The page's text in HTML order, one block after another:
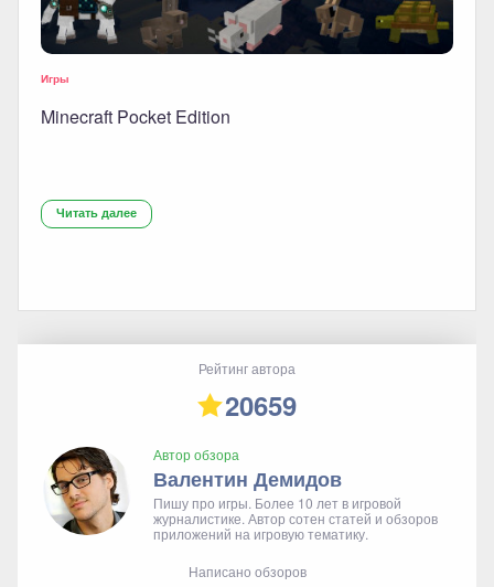
Игры
Minecraft Pocket Edition
Читать далее
Рейтинг автора
20659
Автор обзора
Валентин Демидов
Пишу про игры. Более 10 лет в игровой
журналистике. Автор сотен статей и обзоров
приложений на игровую тематику.
Написано обзоров